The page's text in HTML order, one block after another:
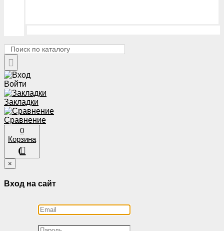
Войти
Закладки
Сравнение
0
Корзина
×
Вход на сайт